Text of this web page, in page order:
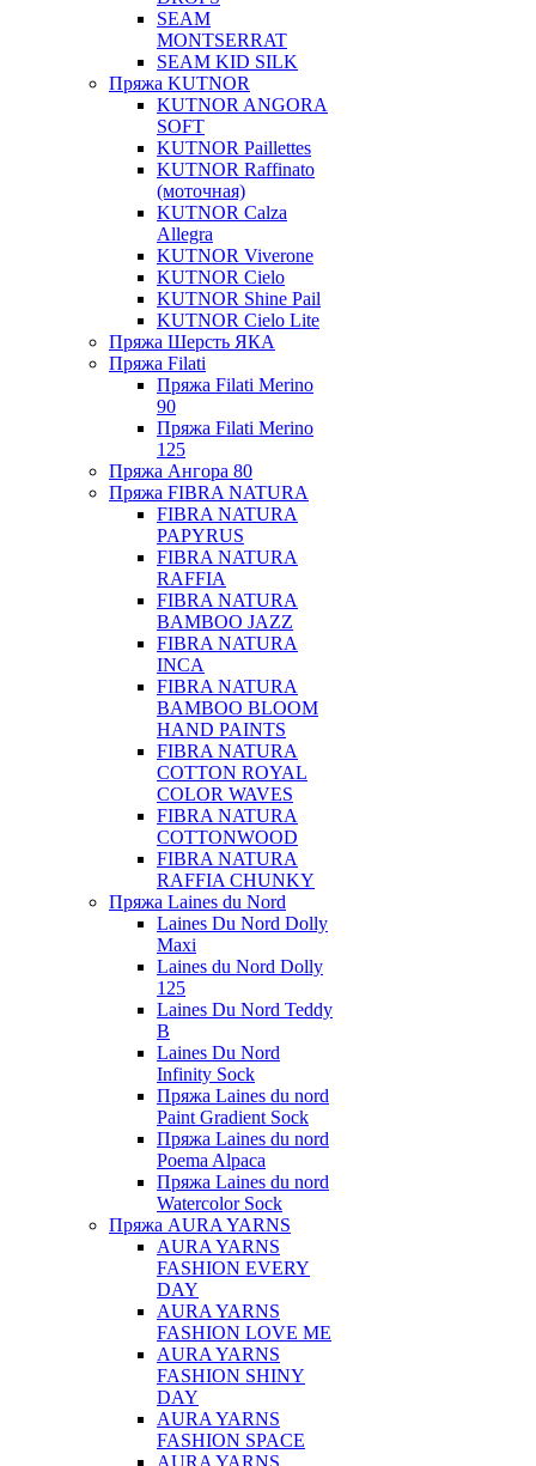
SEAM
MONTSERRAT
SEAM KID SILK
Пряжа KUTNOR
KUTNOR ANGORA
SOFT
KUTNOR Paillettes
KUTNOR Raffinato
(моточная)
KUTNOR Calza
Allegra
KUTNOR Viverone
KUTNOR Cielo
KUTNOR Shine Pail
KUTNOR Cielo Lite
Пряжа Шерсть ЯКА
Пряжа Filati
Пряжа Filati Merino
90
Пряжа Filati Merino
125
Пряжа Ангора 80
Пряжа FIBRA NATURA
FIBRA NATURA
PAPYRUS
FIBRA NATURA
RAFFIA
FIBRA NATURA
BAMBOO JAZZ
FIBRA NATURA
INCA
FIBRA NATURA
BAMBOO BLOOM
HAND PAINTS
FIBRA NATURA
COTTON ROYAL
COLOR WAVES
FIBRA NATURA
COTTONWOOD
FIBRA NATURA
RAFFIA CHUNKY
Пряжа Laines du Nord
Laines Du Nord Dolly
Maxi
Laines du Nord Dolly
125
Laines Du Nord Teddy
B
Laines Du Nord
Infinity Sock
Пряжа Laines du nord
Paint Gradient Sock
Пряжа Laines du nord
Poema Alpaca
Пряжа Laines du nord
Watercolor Sock
Пряжа AURA YARNS
AURA YARNS
FASHION EVERY
DAY
AURA YARNS
FASHION LOVE ME
AURA YARNS
FASHION SHINY
DAY
AURA YARNS
FASHION SPACE
AURA YARNS